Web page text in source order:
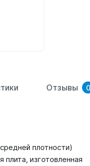
Отзывы 0
плотности)
изготовленная